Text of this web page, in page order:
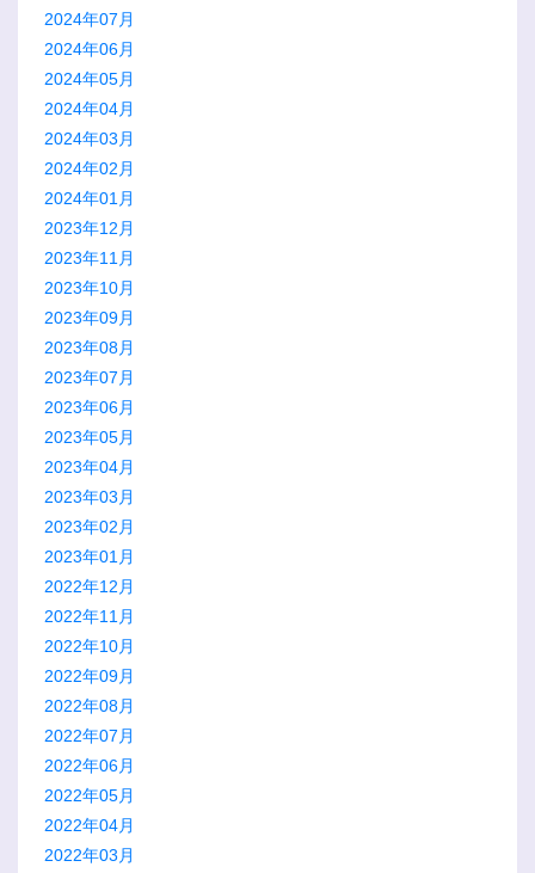
2024年07月
2024年06月
2024年05月
2024年04月
2024年03月
2024年02月
2024年01月
2023年12月
2023年11月
2023年10月
2023年09月
2023年08月
2023年07月
2023年06月
2023年05月
2023年04月
2023年03月
2023年02月
2023年01月
2022年12月
2022年11月
2022年10月
2022年09月
2022年08月
2022年07月
2022年06月
2022年05月
2022年04月
2022年03月